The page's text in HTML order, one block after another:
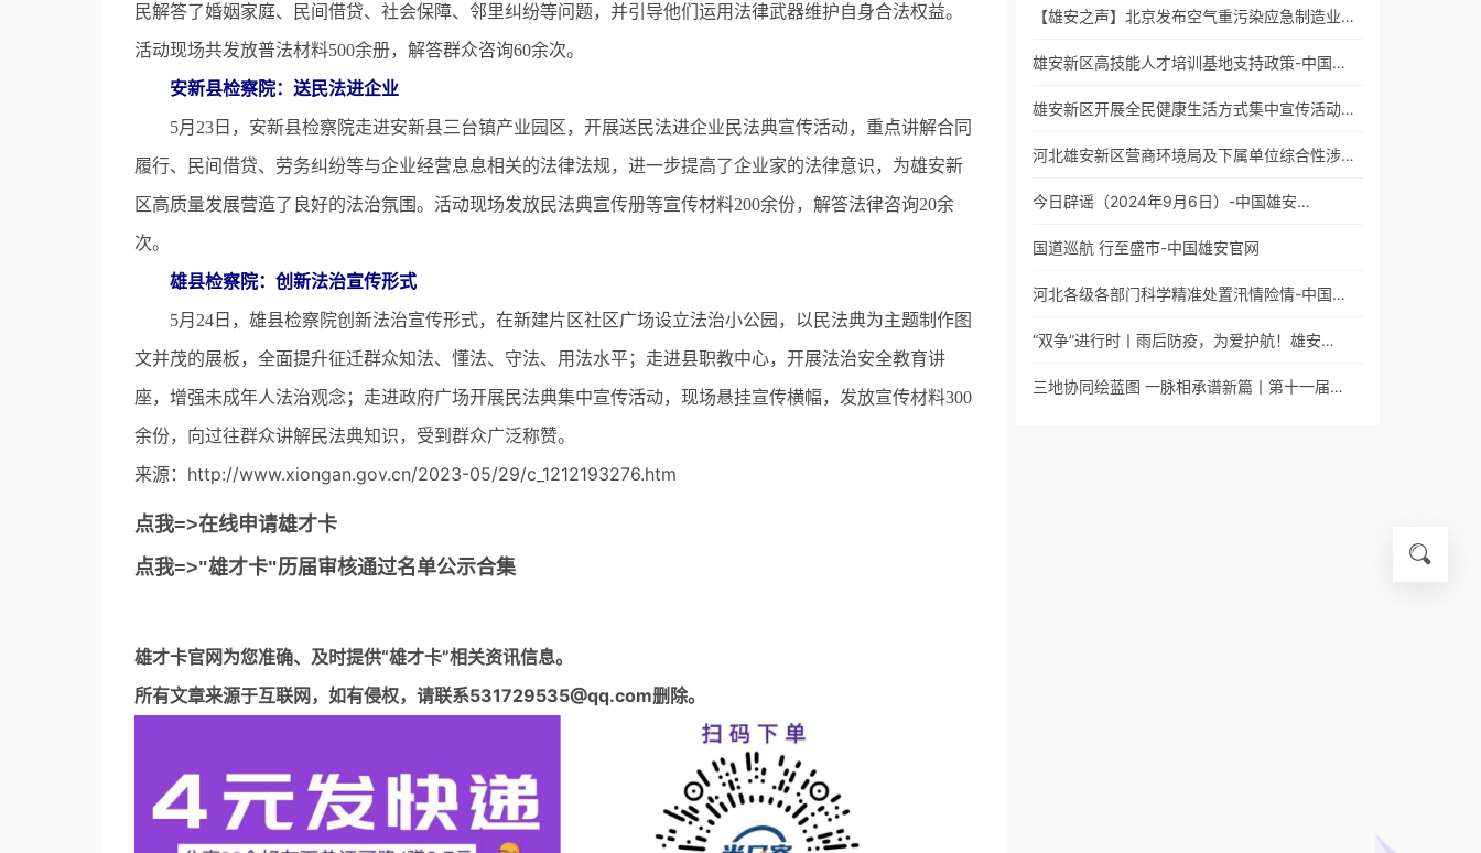
民解答了婚姻家庭、民间借贷、社会保障、邻里纠纷等问题，并引导他们运用法律武器维护自身合法权益。
活动现场共发放普法材料500余册，解答群众咨询60余次。
安新县检察院：送民法进企业
5月23日，安新县检察院走进安新县三台镇产业园区，开展送民法进企业民法典宣传活动，重点讲解合同
履行、民间借贷、劳务纠纷等与企业经营息息相关的法律法规，进一步提高了企业家的法律意识，为雄安新
区高质量发展营造了良好的法治氛围。活动现场发放民法典宣传册等宣传材料200余份，解答法律咨询20余
次。
雄县检察院：创新法治宣传形式
5月24日，雄县检察院创新法治宣传形式，在新建片区社区广场设立法治小公园，以民法典为主题制作图
文并茂的展板，全面提升征迁群众知法、懂法、守法、用法水平；走进县职教中心，开展法治安全教育讲
座，增强未成年人法治观念；走进政府广场开展民法典集中宣传活动，现场悬挂宣传横幅，发放宣传材料300
余份，向过往群众讲解民法典知识，受到群众广泛称赞。
来源：http://www.xiongan.gov.cn/2023-05/29/c_1212193276.htm
点我=>在线申请雄才卡
点我=>"雄才卡"历届审核通过名单公示合集
雄才卡官网为您准确、及时提供“雄才卡”相关资讯信息。
所有文章来源于互联网，如有侵权，请联系531729535@qq.com删除。
【雄安之声】北京发布空气重污染应急制造业…
雄安新区高技能人才培训基地支持政策-中国…
雄安新区开展全民健康生活方式集中宣传活动…
河北雄安新区营商环境局及下属单位综合性涉…
今日辟谣（2024年9月6日）-中国雄安…
国道巡航 行至盛市-中国雄安官网
河北各级各部门科学精准处置汛情险情-中国…
“双争”进行时丨雨后防疫，为爱护航！雄安…
三地协同绘蓝图 一脉相承谱新篇丨第十一届…